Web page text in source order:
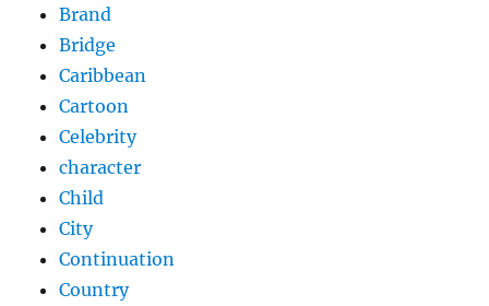
Brand
Bridge
Caribbean
Cartoon
Celebrity
character
Child
City
Continuation
Country